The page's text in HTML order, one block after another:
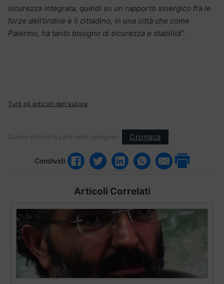
sicurezza integrata, quindi su un rapporto sinergico fra le
forze dell’ordine e il cittadino, in una città che come
Palermo, ha tanto bisogno di sicurezza e stabilità”.
Tutti gli articoli dell'autore
Questo articolo fa parte delle categorie: Cronaca
Condividi
Articoli Correlati